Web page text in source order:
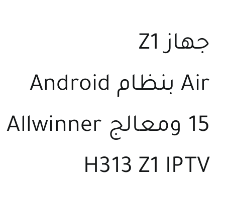
جهاز Z1
Air بنظام Android
15 ومعالج Allwinner
H313 Z1 IPTV